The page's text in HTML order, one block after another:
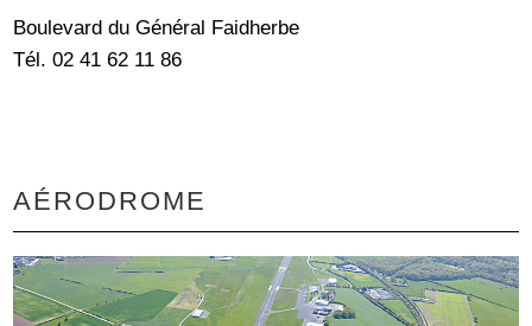
Boulevard du Général Faidherbe
Tél. 02 41 62 11 86
AÉRODROME